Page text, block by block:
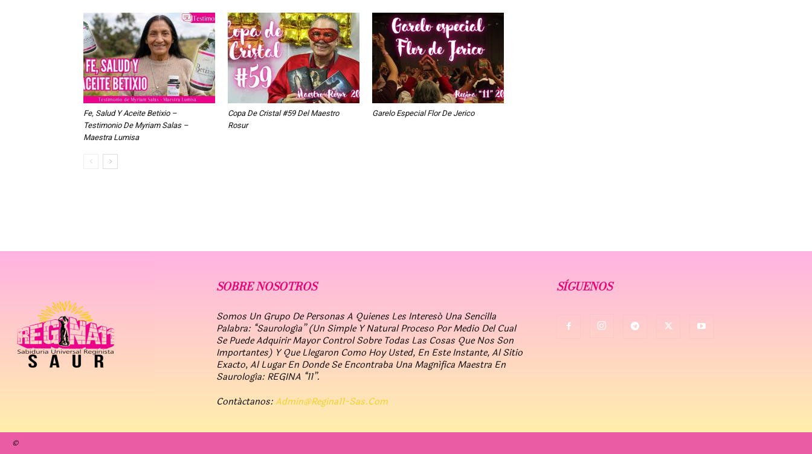
Fe, Salud Y Aceite Betixio –
Testimonio De Myriam Salas –
Maestra Lumisa
Copa De Cristal #59 Del Maestro
Rosur
Garelo Especial Flor De Jerico
SOBRE NOSOTROS
Somos Un Grupo De Personas A Quienes Les Interesó Una Sencilla
Palabra: “Saurología” (un Simple Y Natural Proceso Por Medio Del Cual
Se Puede Adquirir Mayor Control Sobre Todas Las Cosas Que Nos Son
Importantes) Y Que Llegaron Como Hoy Usted, En Este Instante, Al Sitio
Exacto, Al Lugar En Donde Se Encontraba Una Magnífica Maestra En
Saurología: REGINA “11”.
Contáctanos:Admin@regina11-Sas.com
SÍGUENOS
©